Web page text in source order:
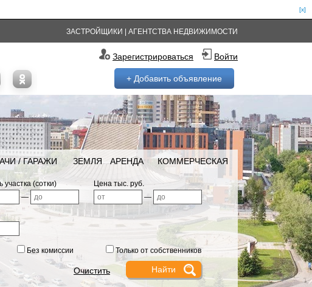
[x]
ЗАСТРОЙЩИКИ АГЕНТСТВА НЕДВИЖИМОСТИ
Зарегистрироваться Войти
+ Добавить объявление
/ ГАРАЖИ ЗЕМЛЯ АРЕНДА КОММЕРЧЕСКАЯ
участка (сотки)
—
Цена тыс. руб.
—
Без комиссии Только от собственников
Очистить